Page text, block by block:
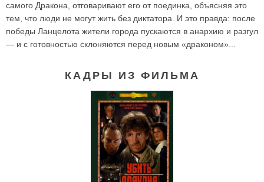
самого Дракона, отговаривают его от поединка, объясняя это
тем, что люди не могут жить без диктатора. И это правда: после
победы Ланцелота жители города пускаются в анархию и разгул
— и с готовностью склоняются перед новым «драконом»...
КАДРЫ ИЗ ФИЛЬМА